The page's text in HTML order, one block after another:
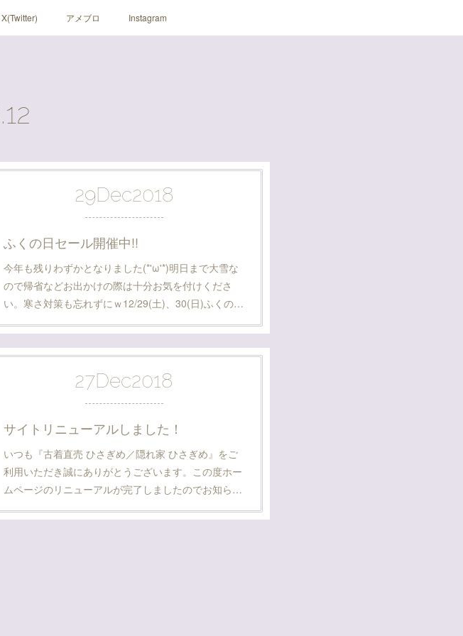
X(Twitter) アメブロ Instagram
.12
29Dec2018
ふくの日セール開催中!!
今年も残りわずかとなりました(*'ω'*)明日まで大雪な
ので帰省などお出かけの際は十分お気を付けくださ
い。寒さ対策も忘れずにｗ12/29(土)、30(日)ふくの…
27Dec2018
サイトリニューアルしました！
いつも『古着直売 ひさぎめ／隠れ家 ひさぎめ』をご
利用いただき誠にありがとうございます。この度ホー
ムページのリニューアルが完了しましたのでお知ら…